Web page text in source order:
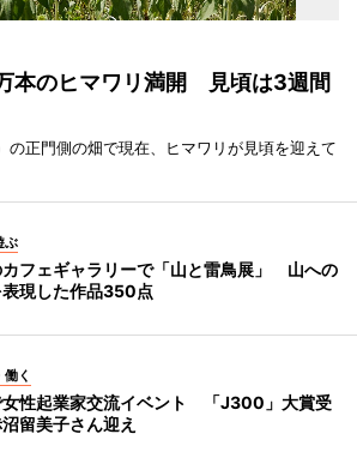
本のヒマワリ満開 見頃は3週間
の正門側の畑で現在、ヒマワリが見頃を迎えて
ぶ
フェギャラリーで「山と雷鳥展」 山への
現した作品350点
く
女性起業家交流イベント 「J300」大賞受
留美子さん迎え